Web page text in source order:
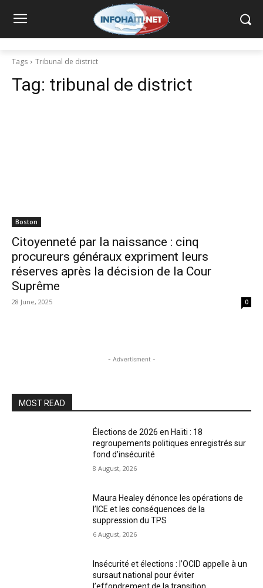
Tags Tribunal de district
Tag: tribunal de district
Boston
Citoyenneté par la naissance : cinq
procureurs généraux expriment leurs
réserves après la décision de la Cour
Suprême
28 June, 2025 0
- Advertisment -
MOST READ
Élections de 2026 en Haïti : 18
regroupements politiques enregistrés sur
fond d’insécurité
8 August, 2026
Maura Healey dénonce les opérations de
l’ICE et les conséquences de la
suppression du TPS
6 August, 2026
Insécurité et élections : l’OCID appelle à un
sursaut national pour éviter
l’effondrement de la transition